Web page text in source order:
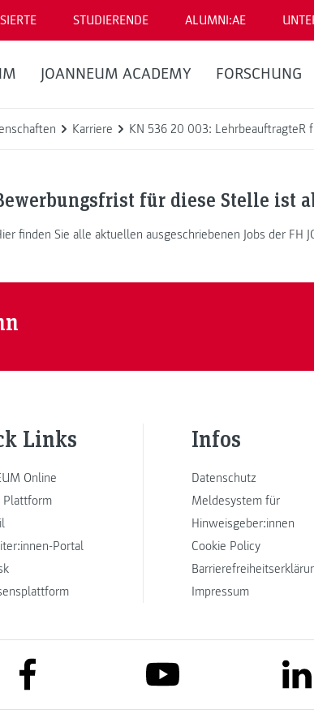
STUDIERENDE ALUMNI:AE
JOANNEUM ACADEMY FORSCHUNG
Karriere KN 536 20 003: LehrbeauftragteR
für diese Stelle ist
finden Sie alle aktuellen ausgeschriebenen Jobs der FH
Links
Online
Portal
Infos
Datenschutz
Meldesystem für
Hinweisgeber:innen
Cookie Policy
Impressum
link to facebook link to youtube